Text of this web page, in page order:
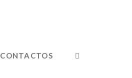
CONTACTOS